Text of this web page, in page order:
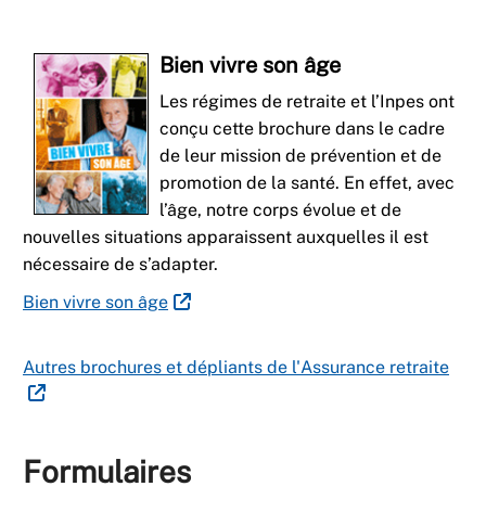
Bien vivre son âge
Les régimes de retraite et l’Inpes ont
conçu cette brochure dans le cadre
de leur mission de prévention et de
promotion de la santé. En effet, avec
l’âge, notre corps évolue et de
nouvelles situations apparaissent auxquelles il est
nécessaire de s’adapter.
Bien vivre son âge
Autres brochures et dépliants de l'Assurance retraite
Formulaires